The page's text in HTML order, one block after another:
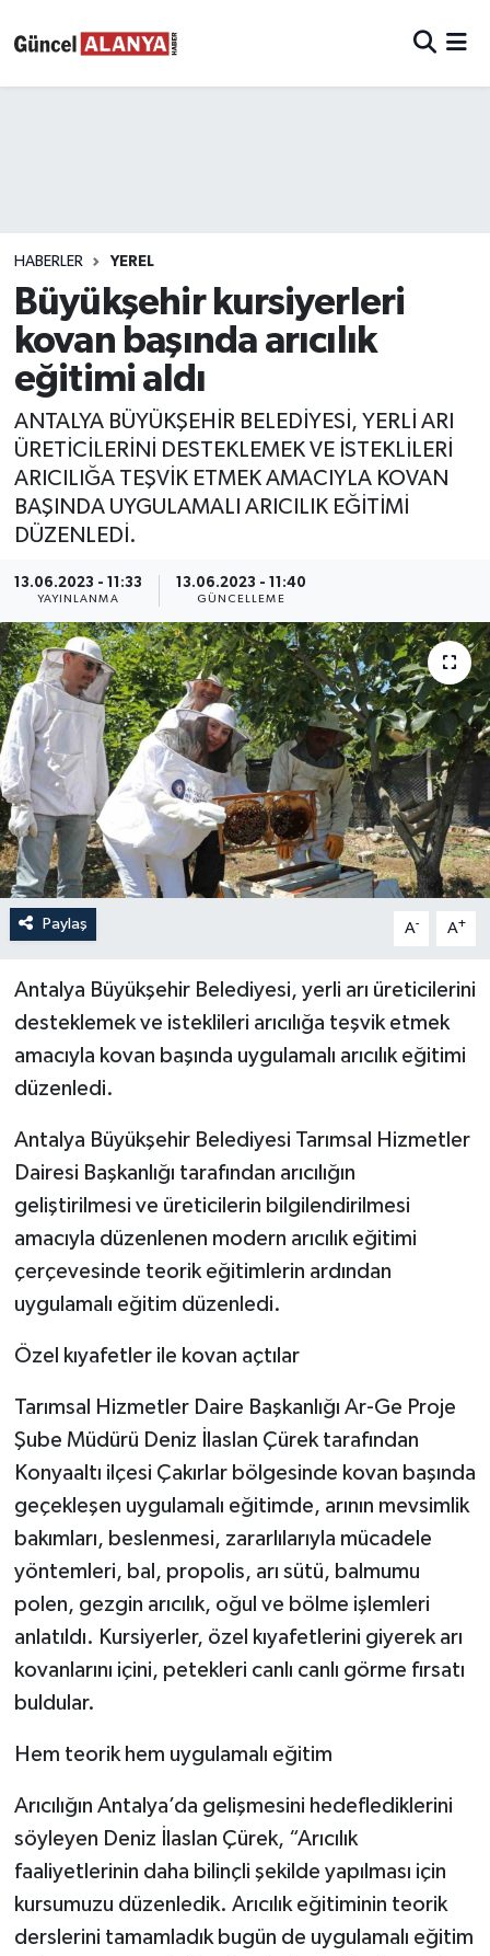
HABERLER YEREL
Büyükşehir kursiyerleri
kovan başında arıcılık
eğitimi aldı
ANTALYA BÜYÜKŞEHİR BELEDİYESİ, YERLİ ARI
ÜRETİCİLERİNİ DESTEKLEMEK VE İSTEKLİLERİ
ARICILIĞA TEŞVİK ETMEK AMACIYLA KOVAN
BAŞINDA UYGULAMALI ARICILIK EĞİTİMİ
DÜZENLEDİ.
13.06.2023 - 11:33
YAYINLANMA
13.06.2023 - 11:40
GÜNCELLEME
Paylaş A- A+
Antalya Büyükşehir Belediyesi, yerli arı üreticilerini
desteklemek ve isteklileri arıcılığa teşvik etmek
amacıyla kovan başında uygulamalı arıcılık eğitimi
düzenledi.
Antalya Büyükşehir Belediyesi Tarımsal Hizmetler
Dairesi Başkanlığı tarafından arıcılığın
geliştirilmesi ve üreticilerin bilgilendirilmesi
amacıyla düzenlenen modern arıcılık eğitimi
çerçevesinde teorik eğitimlerin ardından
uygulamalı eğitim düzenledi.
Özel kıyafetler ile kovan açtılar
Tarımsal Hizmetler Daire Başkanlığı Ar-Ge Proje
Şube Müdürü Deniz İlaslan Çürek tarafından
Konyaaltı ilçesi Çakırlar bölgesinde kovan başında
geçekleşen uygulamalı eğitimde, arının mevsimlik
bakımları, beslenmesi, zararlılarıyla mücadele
yöntemleri, bal, propolis, arı sütü, balmumu
polen, gezgin arıcılık, oğul ve bölme işlemleri
anlatıldı. Kursiyerler, özel kıyafetlerini giyerek arı
kovanlarını içini, petekleri canlı canlı görme fırsatı
buldular.
Hem teorik hem uygulamalı eğitim
Arıcılığın Antalya’da gelişmesini hedeflediklerini
söyleyen Deniz İlaslan Çürek, “Arıcılık
faaliyetlerinin daha bilinçli şekilde yapılması için
kursumuzu düzenledik. Arıcılık eğitiminin teorik
derslerini tamamladık bugün de uygulamalı eğitim